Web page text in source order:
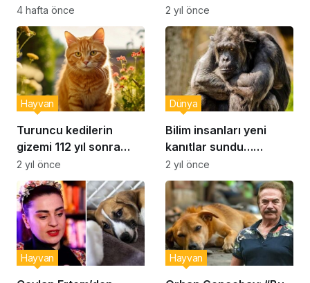
bağlanabilir
4 hafta önce
Yeşilçay’ı kızdırdı: “Ha
bir de böyle dertsiz
insan derdi var!”
2 yıl önce
Turuncu kedilerin
gizemi 112 yıl sonra
çözüldü: Genetik bir
mucize olduğu ortaya
çıktı
Hayvan
2 yıl önce
Bilim insanları yeni
kanıtlar sundu…
Şempanzeler insan gibi
konuşabiliyor!
Dünya
2 yıl önce
Hayvan Hayvan